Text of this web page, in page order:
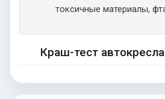
токсичные материалы,
Краш-тест